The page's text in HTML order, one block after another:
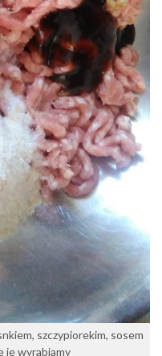
szczypiorekim, sosem
je wyrabiamy